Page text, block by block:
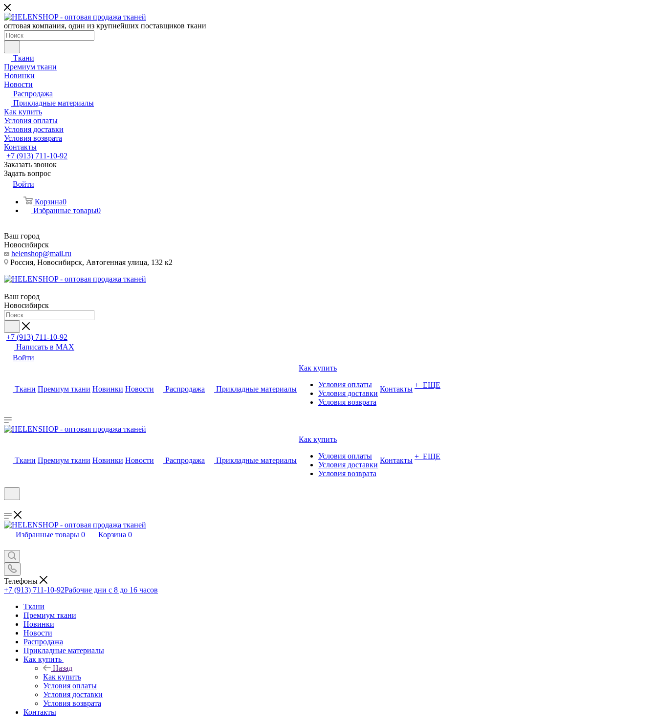
оптовая компания, один из крупнейших поставщиков ткани
Ткани
Премиум ткани
Новинки
Новости
Распродажа
Прикладные материалы
Как купить
Условия оплаты
Условия доставки
Условия возврата
Контакты
+7 (913) 711-10-92
Заказать звонок
Задать вопрос
Войти
Корзина0
Избранные товары0
Ваш город
Новосибирск
helenshop@mail.ru
Россия, Новосибирск, Автогенная улица, 132 к2
Ваш город
Новосибирск
+7 (913) 711-10-92
Написать в MAX
Войти
Ткани Премиум ткани Новинки Новости Распродажа Прикладные материалы
Как купить
Условия оплаты
Условия доставки
Условия возврата
Контакты + ЕЩЕ
Ткани Премиум ткани Новинки Новости Распродажа Прикладные материалы
Как купить
Условия оплаты
Условия доставки
Условия возврата
Контакты + ЕЩЕ
Избранные товары 0 Корзина 0
Телефоны
+7 (913) 711-10-92Рабочие дни с 8 до 16 часов
Ткани
Премиум ткани
Новинки
Новости
Распродажа
Прикладные материалы
Как купить
Назад
Как купить
Условия оплаты
Условия доставки
Условия возврата
Контакты